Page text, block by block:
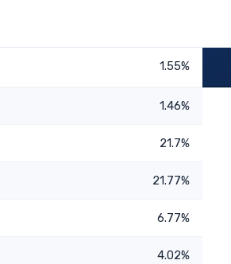
1.55%
1.46%
21.7%
21.77%
6.77%
4.02%